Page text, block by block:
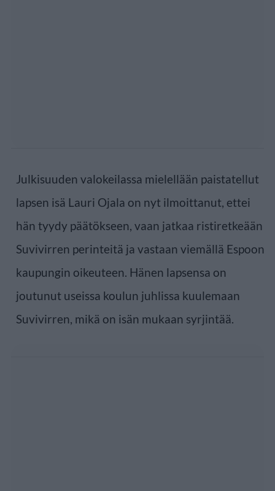
Julkisuuden valokeilassa mielellään paistatellut
lapsen isä Lauri Ojala on nyt ilmoittanut, ettei
hän tyydy päätökseen, vaan jatkaa ristiretkeään
Suvivirren perinteitä ja vastaan viemällä Espoon
kaupungin oikeuteen. Hänen lapsensa on
joutunut useissa koulun juhlissa kuulemaan
Suvivirren, mikä on isän mukaan syrjintää.